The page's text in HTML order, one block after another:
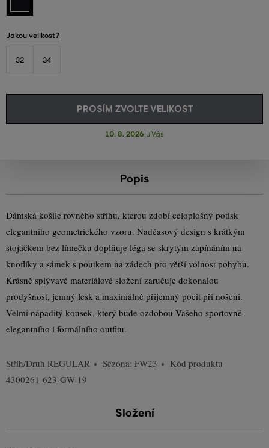
Jakou velikost?
32 34
PROSÍM ZVOLTE VELIKOST
10. 8. 2026 u Vás
Popis
Dámská košile rovného střihu, kterou zdobí celoplošný potisk
elegantního geometrického vzoru. Nadčasový design s krátkým
stojáčkem bez límečku doplňuje léga se skrytým zapínáním na
knoflíky a sámek s poutkem na zádech pro větší volnost pohybu.
Krásně splývavé materiálové složení zaručuje dokonalou
prodyšnost, jemný lesk a maximálně příjemný pocit při nošení.
Velmi nápaditý kousek, který bude ozdobou Vašeho sportovně-
elegantního i formálního outfitu.
Střih/Druh REGULAR Sezóna: FW23
Kód produktu
4300261-623-GW-19
Složení